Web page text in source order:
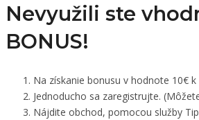
Nevyužili ste
BONUS!
Na získanie bonusu v hodnote 10€
Jednoducho sa zaregistrujte.
Nájdite obchod, pomocou služby